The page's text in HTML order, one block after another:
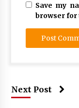
Save my
browser for
Next Post